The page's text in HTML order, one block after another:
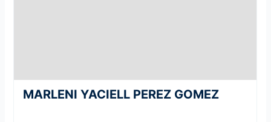
MARLENI YACIELL PEREZ GOMEZ